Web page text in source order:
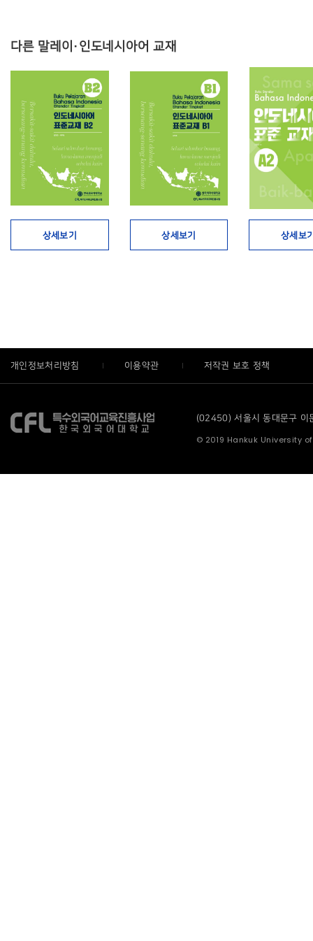
다른 말레이·인도네시아어 교재
상세보기 상세보기 상세보
개인정보처리방침 이용약관 저작권 보호 정책
(02450) 서울시 동대문구
© 2019 Hankuk University